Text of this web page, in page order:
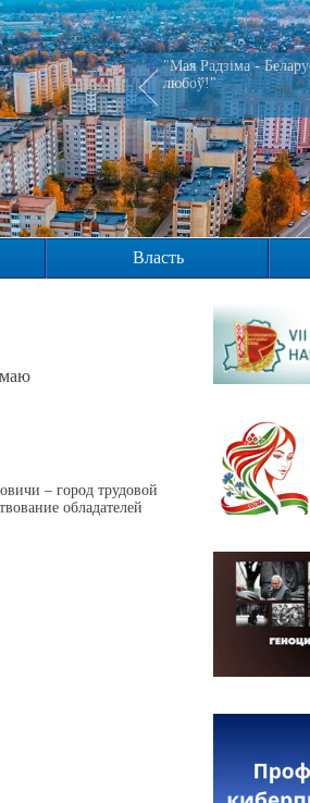
"Мая Радзiма -
любоў!"
Власть
– город трудовой
обладателей